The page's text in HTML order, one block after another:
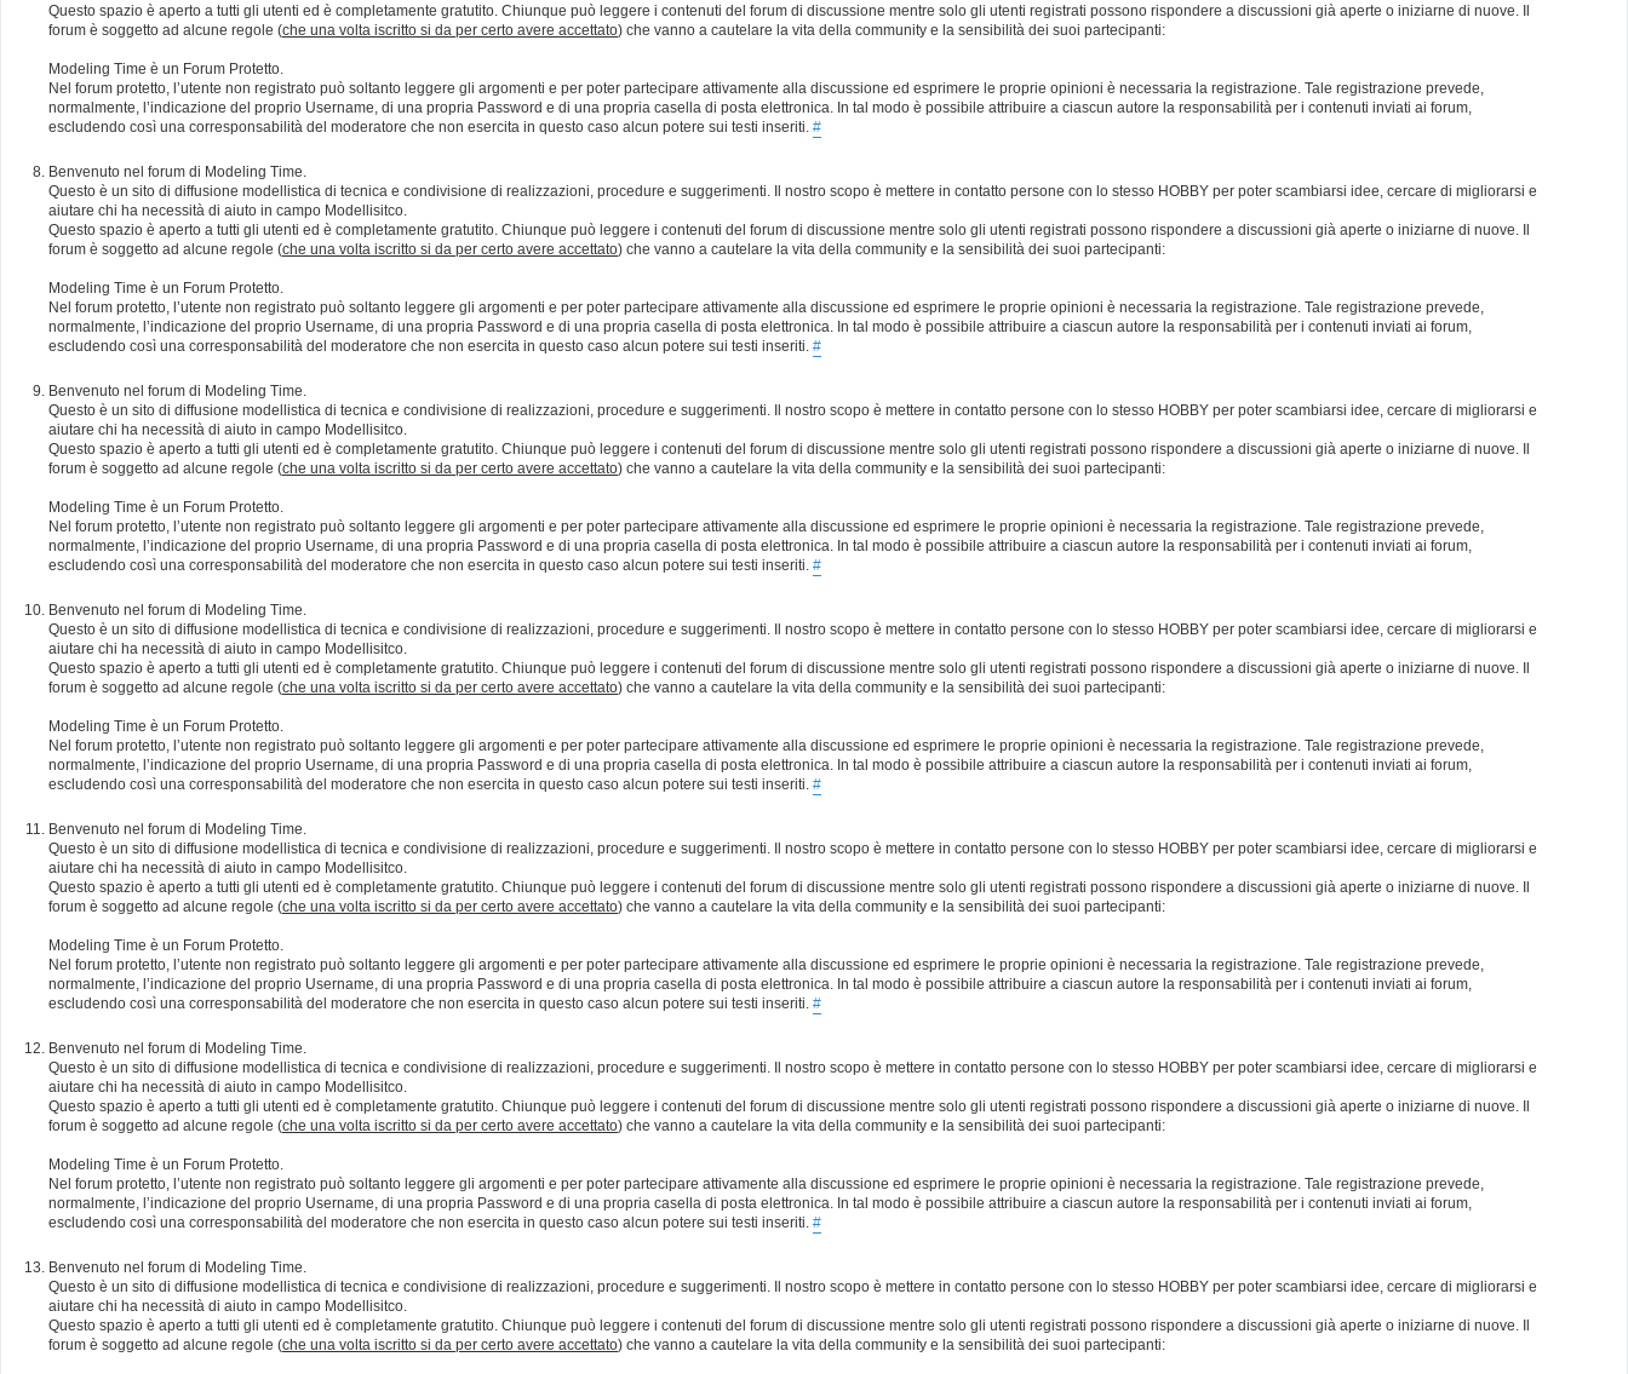
Questo spazio è aperto a tutti gli utenti ed è completamente gratutito. Chiunque può leggere i contenuti del forum di discussione mentre solo gli utenti registrati possono rispondere a discussioni già aperte o iniziarne di nuove. Il
forum è soggetto ad alcune regole (che una volta iscritto si da per certo avere accettato) che vanno a cautelare la vita della community e la sensibilità dei suoi partecipanti:
Modeling Time è un Forum Protetto.
Nel forum protetto, l’utente non registrato può soltanto leggere gli argomenti e per poter partecipare attivamente alla discussione ed esprimere le proprie opinioni è necessaria la registrazione. Tale registrazione prevede,
normalmente, l’indicazione del proprio Username, di una propria Password e di una propria casella di posta elettronica. In tal modo è possibile attribuire a ciascun autore la responsabilità per i contenuti inviati ai forum,
escludendo così una corresponsabilità del moderatore che non esercita in questo caso alcun potere sui testi inseriti. #
Benvenuto nel forum di Modeling Time.
Questo è un sito di diffusione modellistica di tecnica e condivisione di realizzazioni, procedure e suggerimenti. Il nostro scopo è mettere in contatto persone con lo stesso HOBBY per poter scambiarsi idee, cercare di migliorarsi e
aiutare chi ha necessità di aiuto in campo Modellisitco.
Questo spazio è aperto a tutti gli utenti ed è completamente gratutito. Chiunque può leggere i contenuti del forum di discussione mentre solo gli utenti registrati possono rispondere a discussioni già aperte o iniziarne di nuove. Il
forum è soggetto ad alcune regole (che una volta iscritto si da per certo avere accettato) che vanno a cautelare la vita della community e la sensibilità dei suoi partecipanti:
Modeling Time è un Forum Protetto.
Nel forum protetto, l’utente non registrato può soltanto leggere gli argomenti e per poter partecipare attivamente alla discussione ed esprimere le proprie opinioni è necessaria la registrazione. Tale registrazione prevede,
normalmente, l’indicazione del proprio Username, di una propria Password e di una propria casella di posta elettronica. In tal modo è possibile attribuire a ciascun autore la responsabilità per i contenuti inviati ai forum,
escludendo così una corresponsabilità del moderatore che non esercita in questo caso alcun potere sui testi inseriti. #
Benvenuto nel forum di Modeling Time.
Questo è un sito di diffusione modellistica di tecnica e condivisione di realizzazioni, procedure e suggerimenti. Il nostro scopo è mettere in contatto persone con lo stesso HOBBY per poter scambiarsi idee, cercare di migliorarsi e
aiutare chi ha necessità di aiuto in campo Modellisitco.
Questo spazio è aperto a tutti gli utenti ed è completamente gratutito. Chiunque può leggere i contenuti del forum di discussione mentre solo gli utenti registrati possono rispondere a discussioni già aperte o iniziarne di nuove. Il
forum è soggetto ad alcune regole (che una volta iscritto si da per certo avere accettato) che vanno a cautelare la vita della community e la sensibilità dei suoi partecipanti:
Modeling Time è un Forum Protetto.
Nel forum protetto, l’utente non registrato può soltanto leggere gli argomenti e per poter partecipare attivamente alla discussione ed esprimere le proprie opinioni è necessaria la registrazione. Tale registrazione prevede,
normalmente, l’indicazione del proprio Username, di una propria Password e di una propria casella di posta elettronica. In tal modo è possibile attribuire a ciascun autore la responsabilità per i contenuti inviati ai forum,
escludendo così una corresponsabilità del moderatore che non esercita in questo caso alcun potere sui testi inseriti. #
Benvenuto nel forum di Modeling Time.
Questo è un sito di diffusione modellistica di tecnica e condivisione di realizzazioni, procedure e suggerimenti. Il nostro scopo è mettere in contatto persone con lo stesso HOBBY per poter scambiarsi idee, cercare di migliorarsi e
aiutare chi ha necessità di aiuto in campo Modellisitco.
Questo spazio è aperto a tutti gli utenti ed è completamente gratutito. Chiunque può leggere i contenuti del forum di discussione mentre solo gli utenti registrati possono rispondere a discussioni già aperte o iniziarne di nuove. Il
forum è soggetto ad alcune regole (che una volta iscritto si da per certo avere accettato) che vanno a cautelare la vita della community e la sensibilità dei suoi partecipanti:
Modeling Time è un Forum Protetto.
Nel forum protetto, l’utente non registrato può soltanto leggere gli argomenti e per poter partecipare attivamente alla discussione ed esprimere le proprie opinioni è necessaria la registrazione. Tale registrazione prevede,
normalmente, l’indicazione del proprio Username, di una propria Password e di una propria casella di posta elettronica. In tal modo è possibile attribuire a ciascun autore la responsabilità per i contenuti inviati ai forum,
escludendo così una corresponsabilità del moderatore che non esercita in questo caso alcun potere sui testi inseriti. #
Benvenuto nel forum di Modeling Time.
Questo è un sito di diffusione modellistica di tecnica e condivisione di realizzazioni, procedure e suggerimenti. Il nostro scopo è mettere in contatto persone con lo stesso HOBBY per poter scambiarsi idee, cercare di migliorarsi e
aiutare chi ha necessità di aiuto in campo Modellisitco.
Questo spazio è aperto a tutti gli utenti ed è completamente gratutito. Chiunque può leggere i contenuti del forum di discussione mentre solo gli utenti registrati possono rispondere a discussioni già aperte o iniziarne di nuove. Il
forum è soggetto ad alcune regole (che una volta iscritto si da per certo avere accettato) che vanno a cautelare la vita della community e la sensibilità dei suoi partecipanti:
Modeling Time è un Forum Protetto.
Nel forum protetto, l’utente non registrato può soltanto leggere gli argomenti e per poter partecipare attivamente alla discussione ed esprimere le proprie opinioni è necessaria la registrazione. Tale registrazione prevede,
normalmente, l’indicazione del proprio Username, di una propria Password e di una propria casella di posta elettronica. In tal modo è possibile attribuire a ciascun autore la responsabilità per i contenuti inviati ai forum,
escludendo così una corresponsabilità del moderatore che non esercita in questo caso alcun potere sui testi inseriti. #
Benvenuto nel forum di Modeling Time.
Questo è un sito di diffusione modellistica di tecnica e condivisione di realizzazioni, procedure e suggerimenti. Il nostro scopo è mettere in contatto persone con lo stesso HOBBY per poter scambiarsi idee, cercare di migliorarsi e
aiutare chi ha necessità di aiuto in campo Modellisitco.
Questo spazio è aperto a tutti gli utenti ed è completamente gratutito. Chiunque può leggere i contenuti del forum di discussione mentre solo gli utenti registrati possono rispondere a discussioni già aperte o iniziarne di nuove. Il
forum è soggetto ad alcune regole (che una volta iscritto si da per certo avere accettato) che vanno a cautelare la vita della community e la sensibilità dei suoi partecipanti:
Modeling Time è un Forum Protetto.
Nel forum protetto, l’utente non registrato può soltanto leggere gli argomenti e per poter partecipare attivamente alla discussione ed esprimere le proprie opinioni è necessaria la registrazione. Tale registrazione prevede,
normalmente, l’indicazione del proprio Username, di una propria Password e di una propria casella di posta elettronica. In tal modo è possibile attribuire a ciascun autore la responsabilità per i contenuti inviati ai forum,
escludendo così una corresponsabilità del moderatore che non esercita in questo caso alcun potere sui testi inseriti. #
Benvenuto nel forum di Modeling Time.
Questo è un sito di diffusione modellistica di tecnica e condivisione di realizzazioni, procedure e suggerimenti. Il nostro scopo è mettere in contatto persone con lo stesso HOBBY per poter scambiarsi idee, cercare di migliorarsi e
aiutare chi ha necessità di aiuto in campo Modellisitco.
Questo spazio è aperto a tutti gli utenti ed è completamente gratutito. Chiunque può leggere i contenuti del forum di discussione mentre solo gli utenti registrati possono rispondere a discussioni già aperte o iniziarne di nuove. Il
forum è soggetto ad alcune regole (che una volta iscritto si da per certo avere accettato) che vanno a cautelare la vita della community e la sensibilità dei suoi partecipanti: